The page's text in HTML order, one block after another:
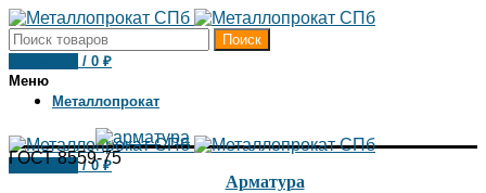
Поиск
/ 0 ₽
Меню
0товаров / 0₽
Металлопрокат
Арматура
ГОСТ 8559-75